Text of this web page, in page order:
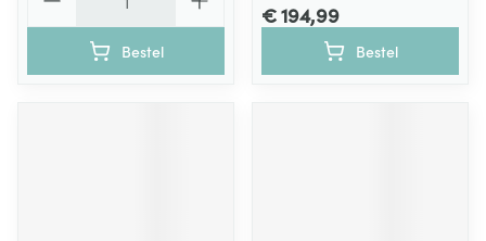
Bestel
€ 194,99
Bestel